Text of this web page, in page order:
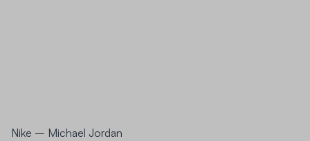
Nike – Michael Jordan